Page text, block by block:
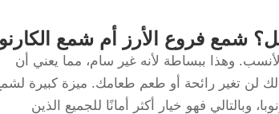
شمع فروع الأرز أم شمع
وهذا ببساطة لأنه غير سام، مما يعني أن
لن تغير رائحة أو طعم طعامك. ميزة كبيرة
وبالتالي فهو خيار أكثر أمانًا للجميع الذين